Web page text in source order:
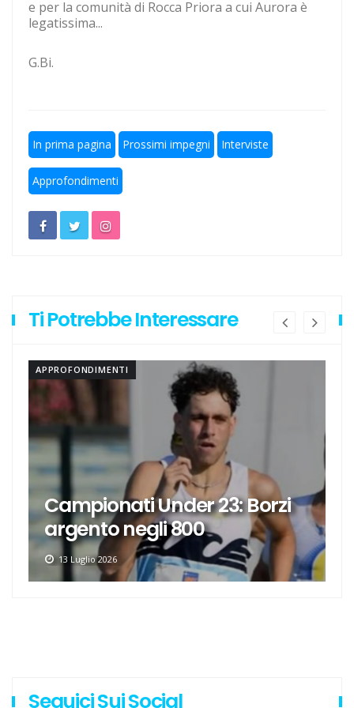
e per la comunità di Rocca Priora a cui Aurora è
legatissima...
G.Bi.
In prima pagina Prossimi impegni Interviste
Approfondimenti
Ti Potrebbe Interessare
APPROFONDIMENTI
Campionati Under 23: Borzi
argento negli 800
13 Luglio 2026
Seguici Sui Social